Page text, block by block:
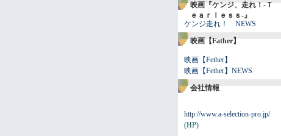
映画『ケンジ、走れ！-Ｔ
ｅａｒｌｅｓｓ-』
ケンジ走れ！ NEWS
映画【Father】
映画【Fether】
映画【Fether】NEWS
会社情報
http://www.a-selection-pro.jp/
(HP)